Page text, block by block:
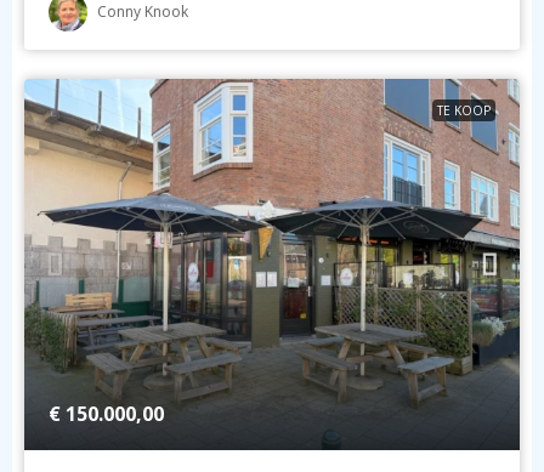
Conny Knook
TE KOOP
€ 150.000,00